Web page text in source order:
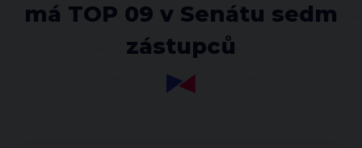
má TOP 09 v Senátu sedm
zástupců